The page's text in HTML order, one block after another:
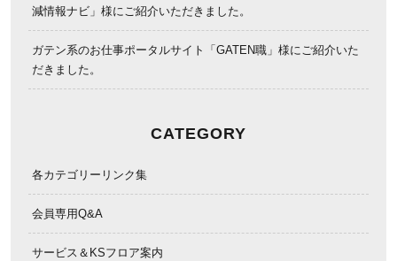
減情報ナビ」様にご紹介いただきました。
ガテン系のお仕事ポータルサイト「GATEN職」様にご紹介いた
だきました。
CATEGORY
各カテゴリーリンク集
会員専用Q&A
サービス＆KSフロア案内